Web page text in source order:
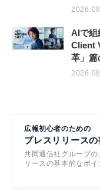
AIで組
Client
革」篇
広報初心者のための
プレスリリース
共同通信社グループ
リースの基本的なポイ